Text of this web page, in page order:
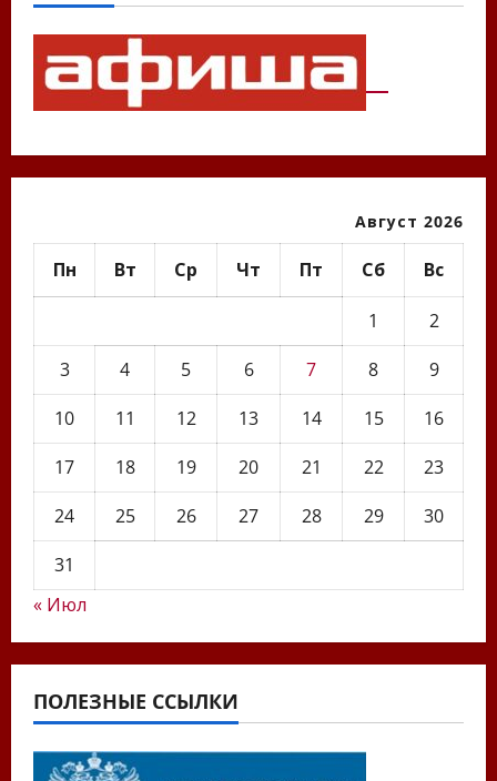
Август 2026
Пн Вт Ср Чт Пт Сб Вс
1
2
3
4 5 6 7 8
9
10
11 12 13 14 15
16
17
18 19 20 21 22
23
24
25 26 27 28 29
30
31
« Июл
ПОЛЕЗНЫЕ ССЫЛКИ